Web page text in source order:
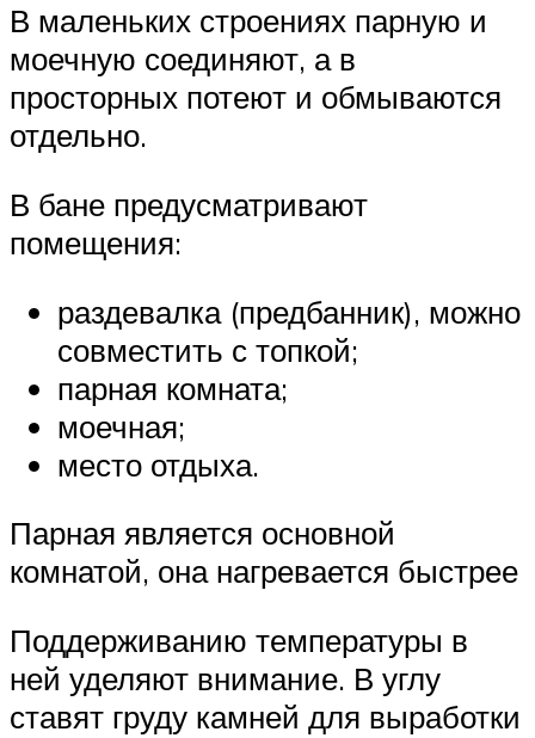
В маленьких строениях парную и
моечную соединяют, а в
просторных потеют и обмываются
отдельно.
В бане предусматривают
помещения:
раздевалка (предбанник), можно
совместить с топкой;
парная комната;
моечная;
место отдыха.
Парная является основной
комнатой, она нагревается быстрее
Поддерживанию температуры в
ней уделяют внимание. В углу
ставят груду камней для выработки